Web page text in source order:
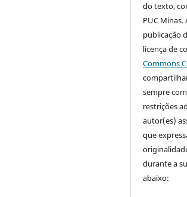
do texto,
PUC
publicação
licença de
Commons
sempre
restrições
autor(es)
que
durante a
abaixo: